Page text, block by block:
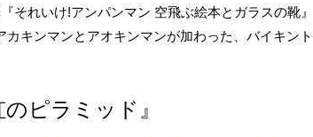
それいけ!アンパンマン 空飛ぶ絵本とガラスの靴
カキンマンと アオキンマンが加わった、バイキン
ピラミッド』